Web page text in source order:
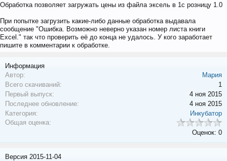
Обработка позволяет загружать цены из файла эксель в 1с розницу 1.0
При попытке загрузить какие-либо данные обработка выдавала
сообщение "Ошибка. Возможно неверно указан номер листа книги
Excel." так что проверить её до конца не удалось. У кого заработает
пишите в комментарии к обработке.
Информация
Автор:
Мария
Всего скачиваний:
1
Первый выпуск:
4 ноя 2015
Последнее обновление:
4 ноя 2015
Категория:
Инкубатор
Общая оценка:
Оценок: 0
Версия 2015-11-04